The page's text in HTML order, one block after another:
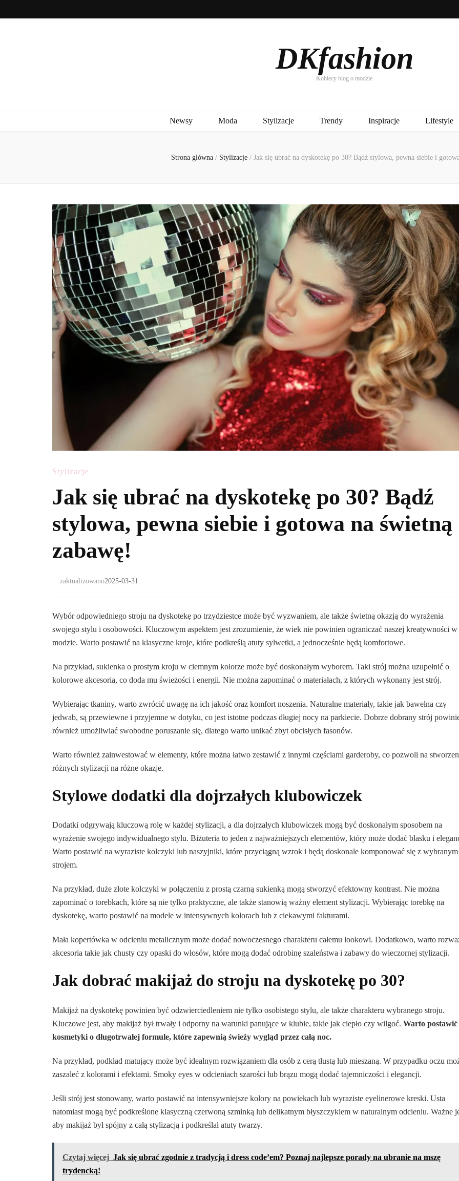
DKfashion
Kobiecy blog o modzie
Newsy Moda Stylizacje Trendy Inspiracje Lifestyle
Strona główna / Stylizacje / Jak się ubrać na dyskotekę po 30? Bądź stylowa, pewna siebie i
Stylizacje
Jak się ubrać na dyskotekę po 30? Bądź
stylowa, pewna siebie i gotowa na świetną
zabawę!
zaktualizowano2025-03-31
Wybór odpowiedniego stroju na dyskotekę po trzydziestce może być wyzwaniem, ale także świetną okazją do wyrażenia
swojego stylu i osobowości. Kluczowym aspektem jest zrozumienie, że wiek nie powinien ograniczać naszej kreatywności w
modzie. Warto postawić na klasyczne kroje, które podkreślą atuty sylwetki, a jednocześnie będą komfortowe.
Na przykład, sukienka o prostym kroju w ciemnym kolorze może być doskonałym wyborem. Taki strój można uzupełnić o
kolorowe akcesoria, co doda mu świeżości i energii. Nie można zapominać o materiałach, z których wykonany jest strój.
Wybierając tkaniny, warto zwrócić uwagę na ich jakość oraz komfort noszenia. Naturalne materiały, takie jak bawełna czy
jedwab, są przewiewne i przyjemne w dotyku, co jest istotne podczas długiej nocy na parkiecie. Dobrze dobrany strój
również umożliwiać swobodne poruszanie się, dlatego warto unikać zbyt obcisłych fasonów.
Warto również zainwestować w elementy, które można łatwo zestawić z innymi częściami garderoby, co pozwoli na
różnych stylizacji na różne okazje.
Stylowe dodatki dla dojrzałych klubowiczek
Dodatki odgrywają kluczową rolę w każdej stylizacji, a dla dojrzałych klubowiczek mogą być doskonałym sposobem na
wyrażenie swojego indywidualnego stylu. Biżuteria to jeden z najważniejszych elementów, który może dodać blasku i
Warto postawić na wyraziste kolczyki lub naszyjniki, które przyciągną wzrok i będą doskonale komponować się z wybranym
strojem.
Na przykład, duże złote kolczyki w połączeniu z prostą czarną sukienką mogą stworzyć efektowny kontrast. Nie można
zapominać o torebkach, które są nie tylko praktyczne, ale także stanowią ważny element stylizacji. Wybierając torebkę na
dyskotekę, warto postawić na modele w intensywnych kolorach lub z ciekawymi fakturami.
Mała kopertówka w odcieniu metalicznym może dodać nowoczesnego charakteru całemu lookowi. Dodatkowo, warto
akcesoria takie jak chusty czy opaski do włosów, które mogą dodać odrobinę szaleństwa i zabawy do wieczornej stylizacji.
Jak dobrać makijaż do stroju na dyskotekę po 30?
Makijaż na dyskotekę powinien być odzwierciedleniem nie tylko osobistego stylu, ale także charakteru wybranego stroju.
Kluczowe jest, aby makijaż był trwały i odporny na warunki panujące w klubie, takie jak ciepło czy wilgoć. Warto postawić
kosmetyki o długotrwałej formule, które zapewnią świeży wygląd przez całą noc.
Na przykład, podkład matujący może być idealnym rozwiązaniem dla osób z cerą tłustą lub mieszaną. W przypadku oczu
zaszaleć z kolorami i efektami. Smoky eyes w odcieniach szarości lub brązu mogą dodać tajemniczości i elegancji.
Jeśli strój jest stonowany, warto postawić na intensywniejsze kolory na powiekach lub wyraziste eyelinerowe kreski. Usta
natomiast mogą być podkreślone klasyczną czerwoną szminką lub delikatnym błyszczykiem w naturalnym odcieniu. Ważne
aby makijaż był spójny z całą stylizacją i podkreślał atuty twarzy.
Czytaj więcej Jak się ubrać zgodnie z tradycją i dress code’em? Poznaj najlepsze porady na ubranie na mszę
trydencką!